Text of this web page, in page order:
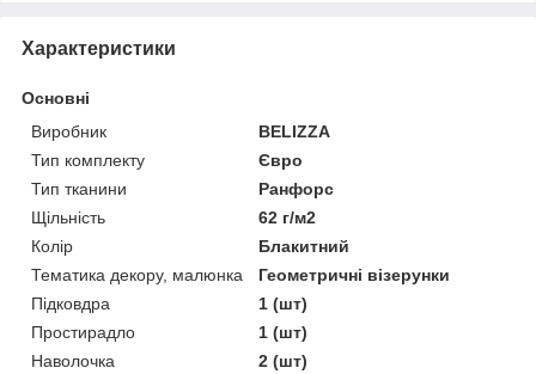
Характеристики
Основні
Виробник
BELIZZA
Тип комплекту
Євро
Тип тканини
Ранфорс
Щільність
62 г/м2
Колір
Блакитний
Тематика декору, малюнка
Геометричні візерунки
Підковдра
1 (шт)
Простирадло
1 (шт)
Наволочка
2 (шт)